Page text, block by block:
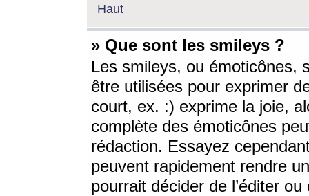
Haut
» Que sont les smileys ?
Les smileys, ou émoticônes,
être utilisées pour exprimer
court, ex. :) exprime la joie,
complète des émoticônes
rédaction. Essayez
peuvent rapidement rendre
pourrait décider de l’éditer